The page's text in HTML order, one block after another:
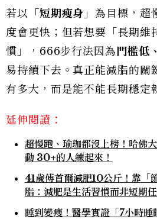
若以 「短期瘦身」為目標，超
度會更快；但若想要「長期維
慣」，666步行法因為 門檻低
易持續下去。真正能減脂的關
有多大，而是能不能長期穩定
延伸閱讀：
超慢跑、瑜珈都沒上榜！哈佛
動 30+的人練起來！
41歲傅首爾減肥10公斤！靠「
脂：減肥是生活習慣而非短期任
睡到變瘦！醫學實證「7小時睡